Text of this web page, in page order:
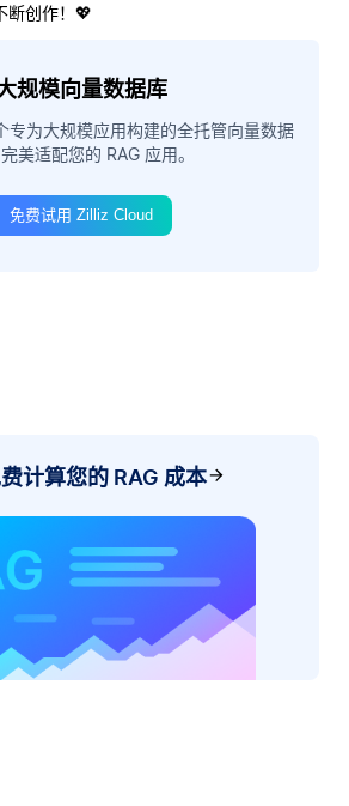
断创作！💖
规模向量数据库
专为大规模应用构建的全托管向量数据
美适配您的 RAG 应用。
免费试用 Zilliz Cloud
计算您的 RAG 成本